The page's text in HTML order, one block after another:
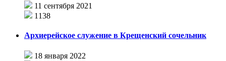
11 сентября 2021
1138
Архиерейское служение в Крещенский сочельник
18 января 2022